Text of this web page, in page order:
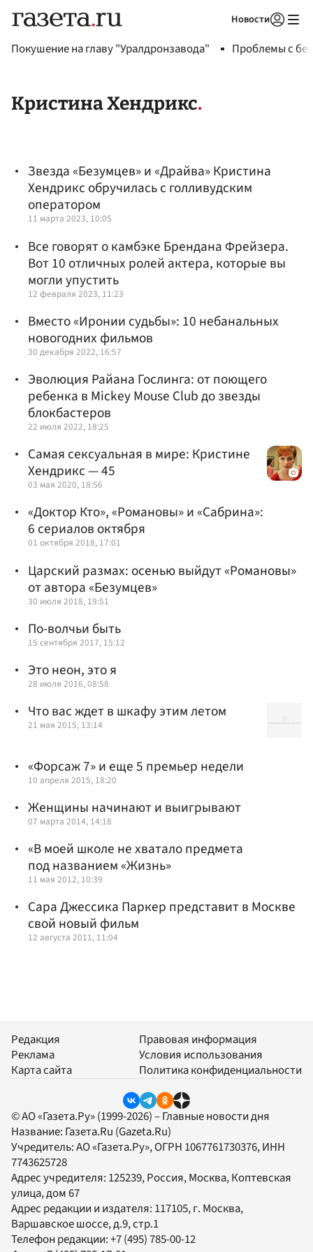
Новости
Покушение на главу "Уралдронзавода" Проблемы с
Кристина Хендрикс
Звезда «Безумцев» и «Драйва» Кристина
Хендрикс обручилась с голливудским
оператором
11 марта 2023, 10:05
Все говорят о камбэке Брендана Фрейзера.
Вот 10 отличных ролей актера, которые вы
могли упустить
12 февраля 2023, 11:23
Вместо «Иронии судьбы»: 10 небанальных
новогодних фильмов
30 декабря 2022, 16:57
Эволюция Райана Гослинга: от поющего
ребенка в Mickey Mouse Club до звезды
блокбастеров
22 июля 2022, 18:25
Самая сексуальная в мире: Кристине
Хендрикс — 45
03 мая 2020, 18:56
«Доктор Кто», «Романовы» и «Сабрина»:
6 сериалов октября
01 октября 2018, 17:01
Царский размах: осенью выйдут «Романовы»
от автора «Безумцев»
30 июля 2018, 19:51
По-волчьи быть
15 сентября 2017, 15:12
Это неон, это я
28 июля 2016, 08:58
Что вас ждет в шкафу этим летом
21 мая 2015, 13:14
«Форсаж 7» и еще 5 премьер недели
10 апреля 2015, 18:20
Женщины начинают и выигрывают
07 марта 2014, 14:18
«В моей школе не хватало предмета
под названием «Жизнь»
11 мая 2012, 10:39
Сара Джессика Паркер представит в Москве
свой новый фильм
12 августа 2011, 11:04
Редакция
Реклама
Карта сайта
Правовая информация
Условия использования
Политика конфиденциальности
© АО «Газета.Ру» (1999-2026) – Главные новости дня
Название: Газета.Ru (Gazeta.Ru)
Учредитель:АО «Газета.Ру», ОГРН 1067761730376, ИНН
7743625728
Адрес учредителя: 125239, Россия, Москва, Коптевская
улица, дом 67
Адрес редакции и издателя: 117105, г. Москва,
Варшавское шоссе, д.9, стр.1
Телефон редакции:+7 (495) 785-00-12